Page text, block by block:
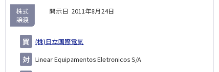
2011年8月24日
(株)日立国際電気
Linear Equipamentos Eletronicos S/A
株式
譲渡